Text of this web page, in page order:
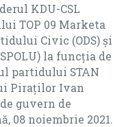
KDU-CSL
TOP 09 Marketa
Civic (ODS) și
la funcția de
partidului STAN
Piraților Ivan
guvern de
08 noiembrie 2021.